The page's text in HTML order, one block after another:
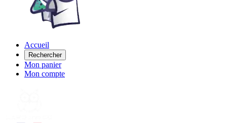
Accueil
Rechercher
Mon panier
Mon compte